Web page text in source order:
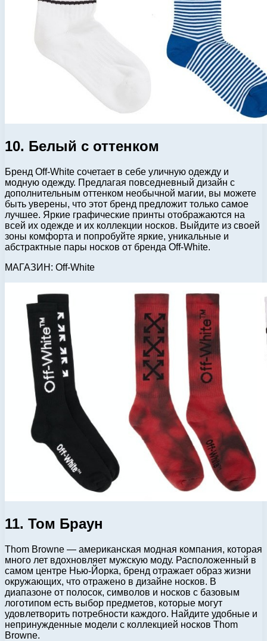
10. Белый с оттенком
Бренд Off-White сочетает в себе уличную одежду и
модную одежду. Предлагая повседневный дизайн с
дополнительным оттенком необычной магии, вы можете
быть уверены, что этот бренд предложит только самое
лучшее. Яркие графические принты отображаются на
всей их одежде и их коллекции носков. Выйдите из своей
зоны комфорта и попробуйте яркие, уникальные и
абстрактные пары носков от бренда Off-White.
МАГАЗИН: Off-White
11. Том Браун
Thom Browne — американская модная компания, которая
много лет вдохновляет мужскую моду. Расположенный в
самом центре Нью-Йорка, бренд отражает образ жизни
окружающих, что отражено в дизайне носков. В
диапазоне от полосок, символов и носков с базовым
логотипом есть выбор предметов, которые могут
удовлетворить потребности каждого. Найдите удобные и
непринужденные модели с коллекцией носков Thom
Browne.